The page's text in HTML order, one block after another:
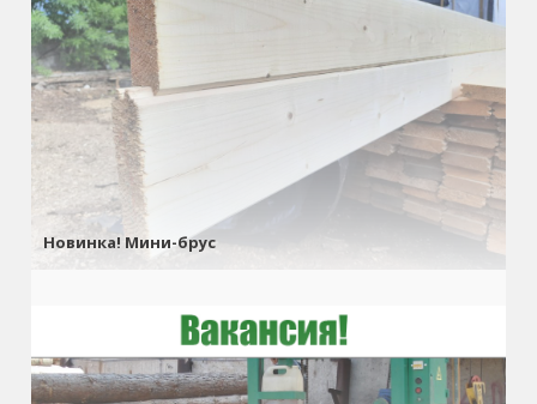
Новинка! Мини-брус